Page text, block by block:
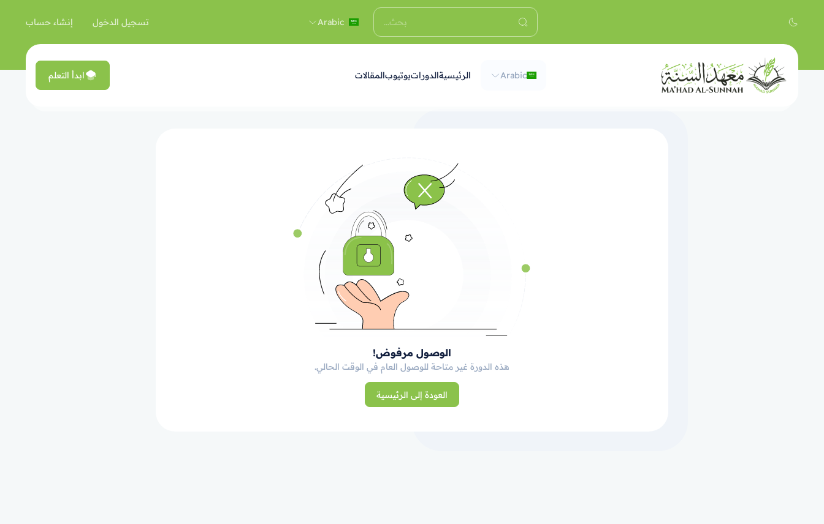
Arabic تسجيل الدخول إنشاء حساب
Arabic الرئيسيةالدوراتيوتيوبالمقالات ابدأ التعلم
الوصول مرفوض!
هذه الدورة غير متاحة للوصول العام في الوقت الحالي.
العودة إلى الرئيسية